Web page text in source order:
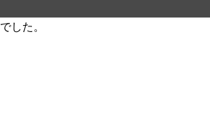
した。